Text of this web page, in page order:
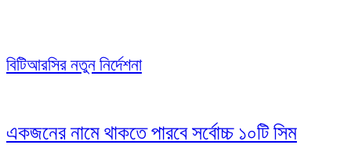
বিটিআরসির নতুন নির্দেশনা
একজনের নামে থাকতে পারবে সর্বোচ্চ ১০টি সিম